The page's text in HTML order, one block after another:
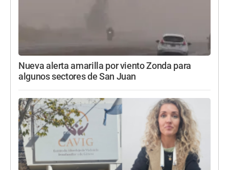
Nueva alerta amarilla por viento Zonda para
algunos sectores de San Juan